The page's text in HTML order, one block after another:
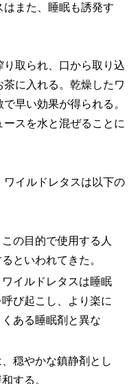
また、睡眠も誘発す
り取られ、口から取り込
に入れる。乾燥したワ
早い効果が得られる。
スを水と混ぜることに
イルドレタスは以下の
の目的で使用する人
といわれてきた。
イルドレタスは睡眠
び起こし、より楽に
ある睡眠剤と異な
穏やかな鎮静剤とし
する。